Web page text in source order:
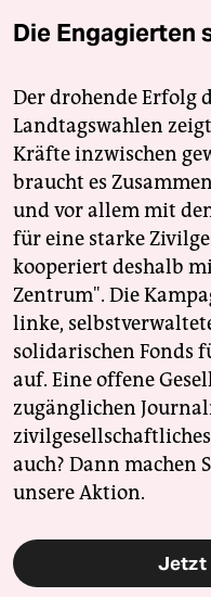
Die Engagierten
Der drohende Erfolg
Landtagswahlen
Kräfte inzwischen
braucht es
und vor allem mit
für eine starke
kooperiert deshalb
Zentrum". Die
linke,
solidarischen Fonds
auf. Eine offene
zugänglichen
auch? Dann machen
unsere Aktion.
Jetzt